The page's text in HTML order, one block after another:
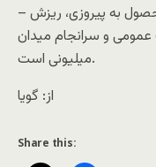
– بهترین و کم هزینه ترین راه جهت حصول به پیروزی، ریزش
و سرانجام میدان
میلیونی است.
از: گویا
Share this: